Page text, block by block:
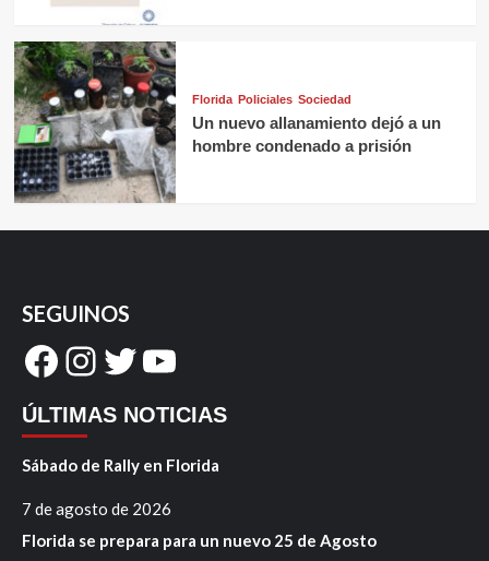
Florida Policiales Sociedad
Un nuevo allanamiento dejó a un
hombre condenado a prisión
SEGUINOS
Facebook
Instagram
Twitter
YouTube
ÚLTIMAS NOTICIAS
Sábado de Rally en Florida
7 de agosto de 2026
Florida se prepara para un nuevo 25 de Agosto